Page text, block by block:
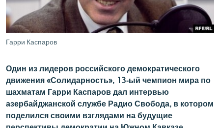
ՏՏ ԵՒ ԻՆՏԵՐՆԵՏ
ԿՈՐՈՆԱՎԻՐՈՒՍ
ԱՐԽԻՎ
ԲԱՆԱՎԵՃ
ՁԳՏԵԼՈՎ ԼԱՎԱԳՈՒՅՆԻՆ
ՓՈԴՔԱՍԹ
Гарри Каспаров
Один из лидеров российского демократического
движения «Солидарность», 13-ый чемпион мира по
шахматам Гарри Каспаров дал интервью
азербайджанской службе Радио Свобода, в котором
поделился своими взглядами на будущие